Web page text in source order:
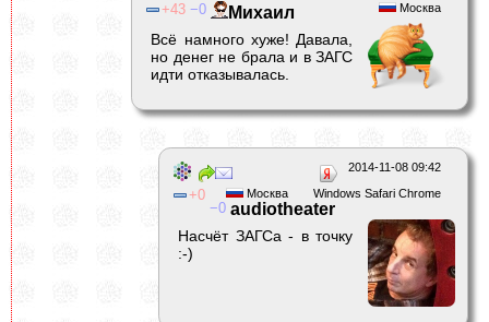
Москва
43 0 Михаил
Всё намного хуже! Давала,
но денег не брала и в ЗАГС
идти отказывалась.
2014-11-08 09:42
Windows Safari Chrome
Москва
0
0 audiotheater
Насчёт ЗАГСа - в точку
:-)